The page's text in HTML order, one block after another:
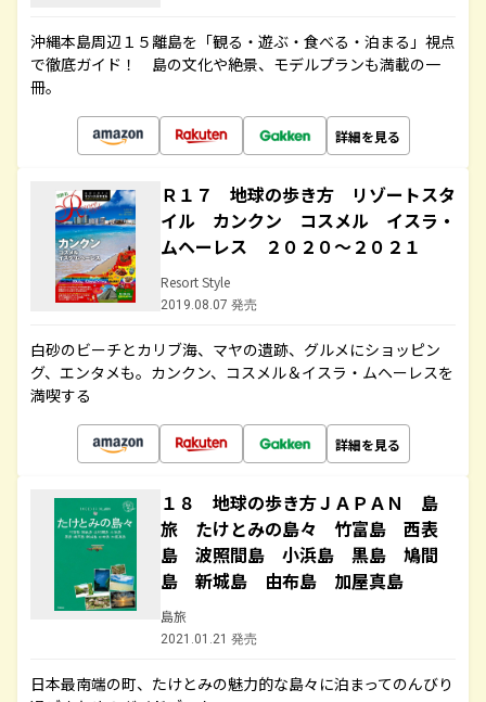
沖縄本島周辺１５離島を「観る・遊ぶ・食べる・泊まる」視点
で徹底ガイド！ 島の文化や絶景、モデルプランも満載の一
冊。
詳細を見る
Ｒ１７ 地球の歩き方 リゾートスタ
イル カンクン コスメル イスラ・
ムヘーレス ２０２０～２０２１
Resort Style
2019.08.07 発売
白砂のビーチとカリブ海、マヤの遺跡、グルメにショッピン
グ、エンタメも。カンクン、コスメル＆イスラ・ムヘーレスを
満喫する
詳細を見る
１８ 地球の歩き方ＪＡＰＡＮ 島
旅 たけとみの島々 竹富島 西表
島 波照間島 小浜島 黒島 鳩間
島 新城島 由布島 加屋真島
島旅
2021.01.21 発売
日本最南端の町、たけとみの魅力的な島々に泊まってのんびり